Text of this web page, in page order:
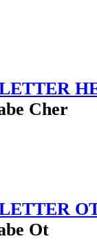
Cher
Ot